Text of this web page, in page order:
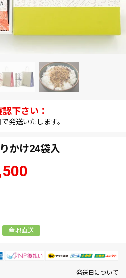
発送いたします。
かけ24袋入
産地直送
発送日について